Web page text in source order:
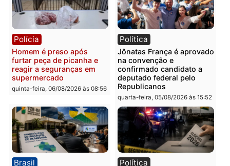
Polícia
Homem é esfaqueado no
tórax durante briga com
Guimarães
quinta-feira, 06/08/2026 às 09:24
Polícia
Três suspeitos ligados a
facção criminosa são
presos por receptação e
adulteração de veículos
em Porto Velho
quinta-feira, 06/08/2026 às